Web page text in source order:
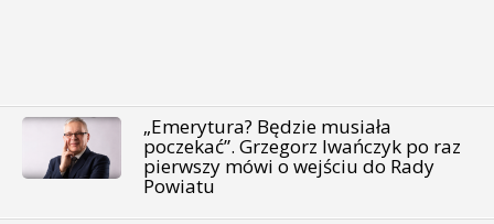
„Emerytura? Będzie musiała
poczekać”. Grzegorz Iwańczyk po raz
pierwszy mówi o wejściu do Rady
Powiatu